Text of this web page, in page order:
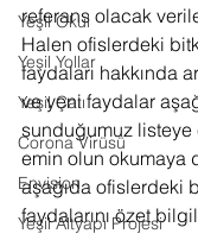
Yeşil Okul
Yeşil Yollar
Yeşil Çatı
Corona Virüsü
Envision
Yeşil Altyapı Projesi
referans olacak
Halen ofislerdeki
faydaları hakkında
ve yeni faydalar
sunduğumuz listeye
emin olun okumaya
aşağıda ofislerdeki
faydalarını özet